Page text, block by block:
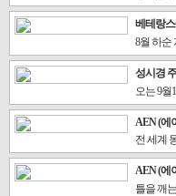
베테랑
8월 하순
성시경
오는 9월
AEN (에
전 세계
AEN (에
틀을 깨